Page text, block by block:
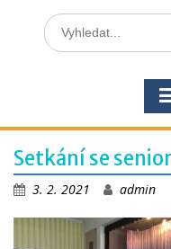
Search
for:
Setkání se
3. 2. 2021 admin